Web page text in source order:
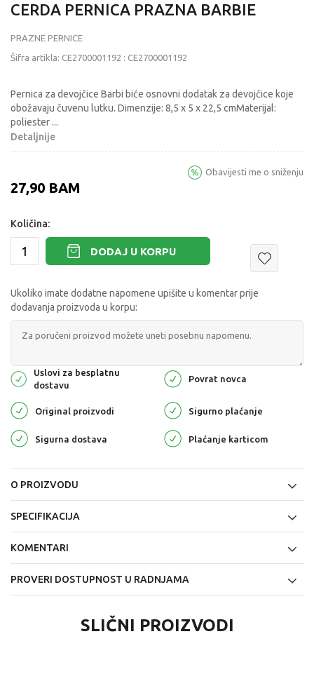
CERDA PERNICA PRAZNA BARBIE
PRAZNE PERNICE
Šifra artikla: CE2700001192 : CE2700001192
Pernica za devojčice Barbi biće osnovni dodatak za devojčice koje
obožavaju čuvenu lutku. Dimenzije: 8,5 x 5 x 22,5 cmMaterijal:
poliester ...
Detaljnije
27,90 BAM
Obavijesti me o sniženju
Količina:
DODAJ U KORPU
Ukoliko imate dodatne napomene upišite u komentar prije
dodavanja proizvoda u korpu:
Uslovi za besplatnu
dostavu
Povrat novca
Original proizvodi Sigurno plaćanje
Sigurna dostava Plaćanje karticom
O PROIZVODU
SPECIFIKACIJA
KOMENTARI
PROVERI DOSTUPNOST U RADNJAMA
SLIČNI PROIZVODI